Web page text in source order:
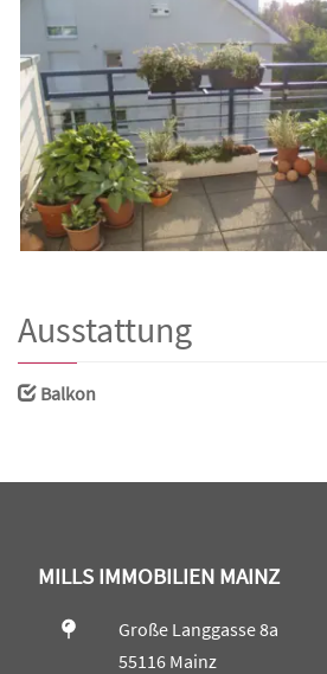
Ausstattung
Balkon
MILLS IMMOBILIEN MAINZ
Große Langgasse 8a
55116 Mainz